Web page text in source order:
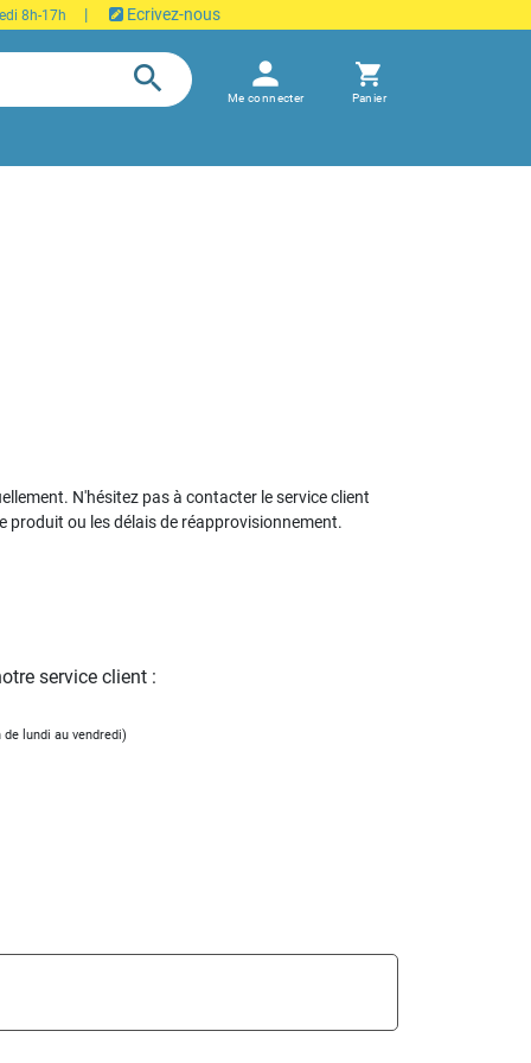
8h-17h | Ecrivez-nous
search person
Me connecter
shopping_cart
Panier
N'hésitez pas à contacter le service client
produit ou les délais de réapprovisionnement.
service client :
de lundi au vendredi)